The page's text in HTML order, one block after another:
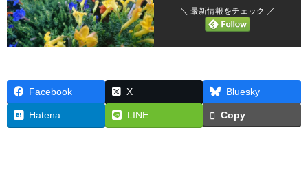
＼ 最新情報をチェック ／
Facebook X Bluesky
Hatena LINE Copy